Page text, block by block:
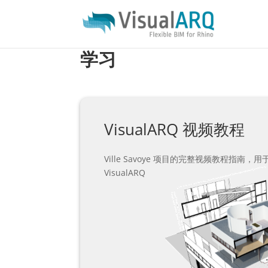
学习
VisualARQ 视频教程
Ville Savoye 项目的完整视频教程指南，用
VisualARQ